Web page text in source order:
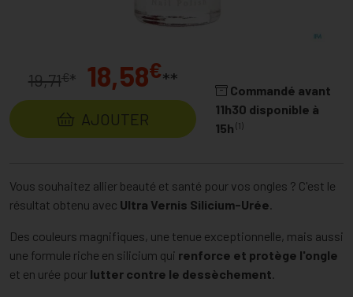
19,71€* 18,58€**
AJOUTER
Commandé avant
11h30 disponible à
15h (1)
Vous souhaitez allier beauté et santé pour vos ongles ? C'est le
résultat obtenu avec Ultra Vernis Silicium-Urée.
Des couleurs magnifiques, une tenue exceptionnelle, mais aussi
une formule riche en silicium qui renforce et protège l'ongle
et en urée pour lutter contre le dessèchement.